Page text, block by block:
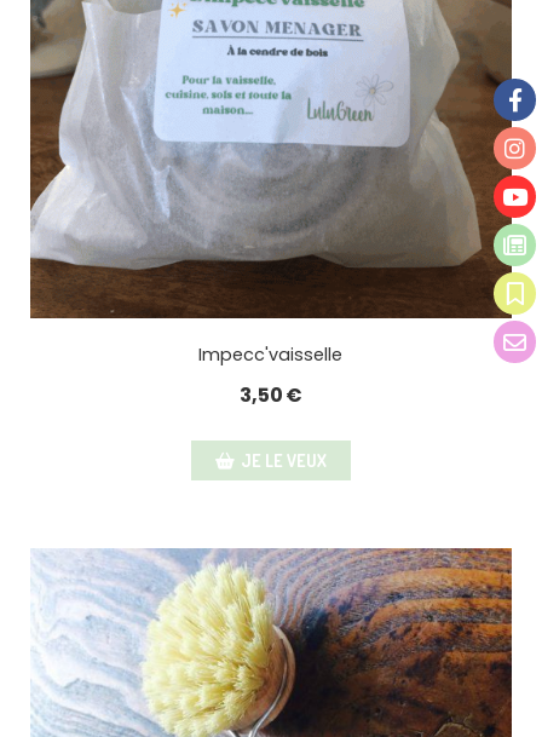
Impecc'vaisselle
3,50€
JE LE VEUX